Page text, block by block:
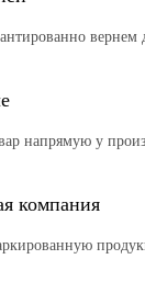
вернем
напрямую у
компания